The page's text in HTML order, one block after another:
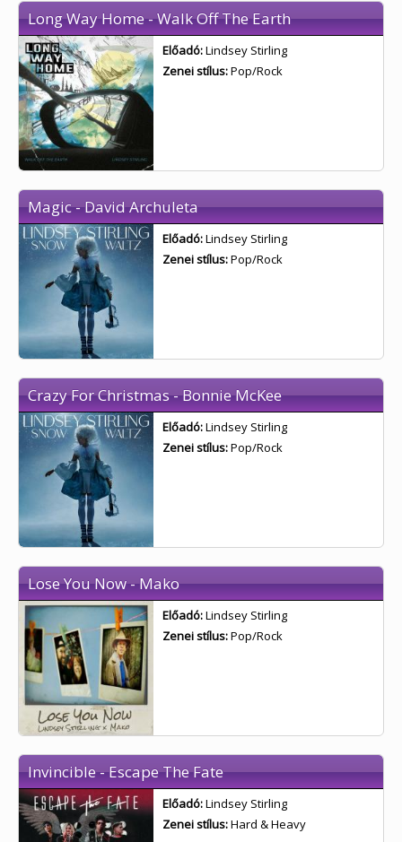
Long Way Home - Walk Off The Earth
Előadó:Lindsey Stirling
Zenei stílus:Pop/Rock
Magic - David Archuleta
Előadó:Lindsey Stirling
Zenei stílus:Pop/Rock
Crazy For Christmas - Bonnie McKee
Előadó:Lindsey Stirling
Zenei stílus:Pop/Rock
Lose You Now - Mako
Előadó:Lindsey Stirling
Zenei stílus:Pop/Rock
Invincible - Escape The Fate
Előadó:Lindsey Stirling
Zenei stílus:Hard & Heavy